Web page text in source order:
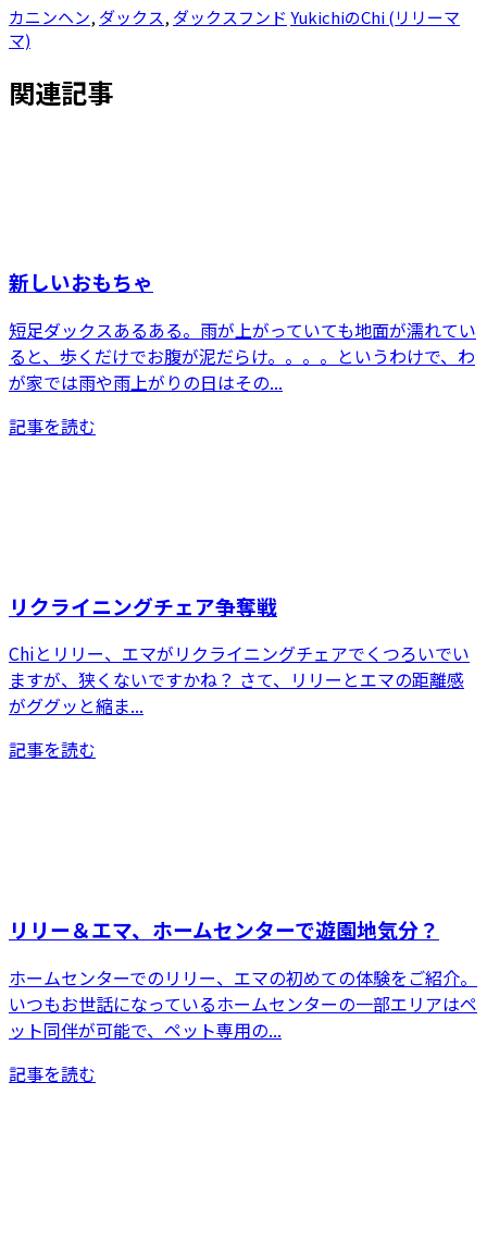
カニンヘン, ダックス, ダックスフンド YukichiのChi (リリーマ
マ)
関連記事
新しいおもちゃ
短足ダックスあるある。雨が上がっていても地面が濡れてい
ると、歩くだけでお腹が泥だらけ。。。。というわけで、わ
が家では雨や雨上がりの日はその...
記事を読む
リクライニングチェア争奪戦
Chiとリリー、エマがリクライニングチェアでくつろいでい
ますが、狭くないですかね？ さて、リリーとエマの距離感
がググッと縮ま...
記事を読む
リリー＆エマ、ホームセンターで遊園地気分？
ホームセンターでのリリー、エマの初めての体験をご紹介。
いつもお世話になっているホームセンターの一部エリアはペ
ット同伴が可能で、ペット専用の...
記事を読む